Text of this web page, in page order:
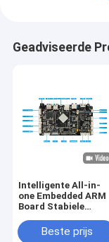
Geadviseerde
Intelligente All-in-
one Embedded ARM
Board Stabiele
displayapparaat
Beste prijs